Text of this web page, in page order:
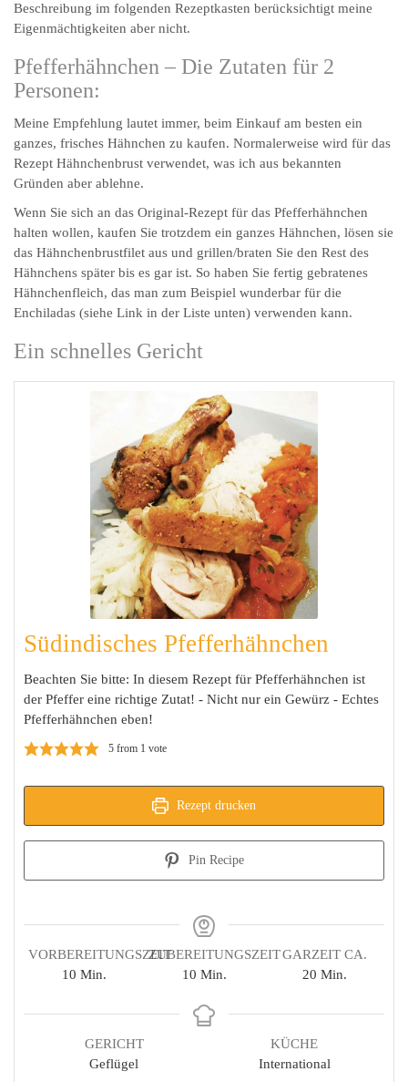
Beschreibung im folgenden Rezeptkasten berücksichtigt meine
Eigenmächtigkeiten aber nicht.
Pfefferhähnchen – Die Zutaten für 2
Personen:
Meine Empfehlung lautet immer, beim Einkauf am besten ein
ganzes, frisches Hähnchen zu kaufen. Normalerweise wird für das
Rezept Hähnchenbrust verwendet, was ich aus bekannten
Gründen aber ablehne.
Wenn Sie sich an das Original-Rezept für das Pfefferhähnchen
halten wollen, kaufen Sie trotzdem ein ganzes Hähnchen, lösen sie
das Hähnchenbrustfilet aus und grillen/braten Sie den Rest des
Hähnchens später bis es gar ist. So haben Sie fertig gebratenes
Hähnchenfleich, das man zum Beispiel wunderbar für die
Enchiladas (siehe Link in der Liste unten) verwenden kann.
Ein schnelles Gericht
Südindisches Pfefferhähnchen
Beachten Sie bitte: In diesem Rezept für Pfefferhähnchen ist
der Pfeffer eine richtige Zutat! - Nicht nur ein Gewürz - Echtes
Pfefferhähnchen eben!
5from 1 vote
Rezept drucken
Pin Recipe
VORBEREITUNGSZEIT
10Minuten
Min.
ZUBEREITUNGSZEIT
10Minuten
Min.
GARZEIT CA.
20Minuten
Min.
GERICHT
Geflügel
KÜCHE
International